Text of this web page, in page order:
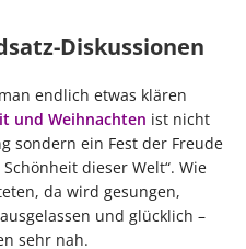
Diskussionen
endlich etwas klären
und Weihnachten ist nicht
sondern ein Fest der Freude
dieser Welt“. Wie
da wird gesungen,
und glücklich –
sehr nah.